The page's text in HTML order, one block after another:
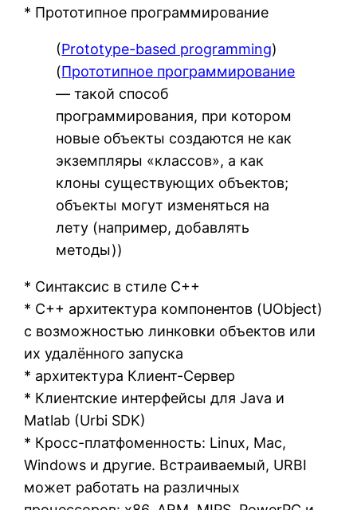
* Прототипное программирование
(Prototype-based programming)
(Прототипное программирование
— такой способ
программирования, при котором
новые объекты создаются не как
экземпляры «классов», а как
клоны существующих объектов;
объекты могут изменяться на
лету (например, добавлять
методы))
* Синтаксис в стиле C++
* C++ архитектура компонентов (UObject)
с возможностью линковки объектов или
их удалённого запуска
* архитектура Клиент-Сервер
* Клиентские интерфейсы для Java и
Matlab (Urbi SDK)
* Кросс-платфоменность: Linux, Mac,
Windows и другие. Встраиваемый, URBI
может работать на различных